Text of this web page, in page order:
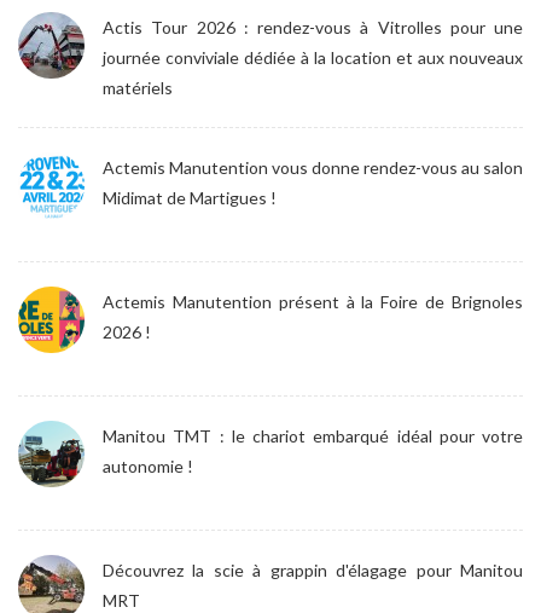
Actis Tour 2026 : rendez-vous à Vitrolles pour une
journée conviviale dédiée à la location et aux nouveaux
matériels
Actemis Manutention vous donne rendez-vous au salon
Midimat de Martigues !
Actemis Manutention présent à la Foire de Brignoles
2026 !
Manitou TMT : le chariot embarqué idéal pour votre
autonomie !
Découvrez la scie à grappin d'élagage pour Manitou
MRT